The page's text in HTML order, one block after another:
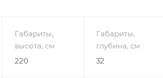
Габариты,
высота, см
220
Габариты,
глубина, см
32